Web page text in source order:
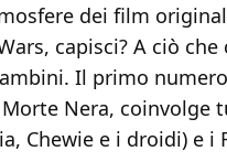
dei film
capisci? A ciò che
Il primo
Nera, coinvolge
Chewie e i droidi) e i